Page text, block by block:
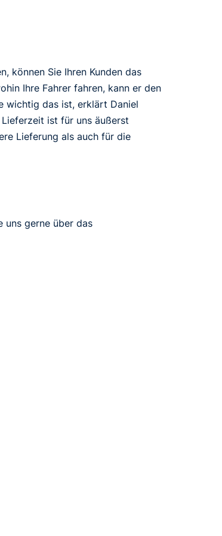
können Sie Ihren Kunden das
Ihre Fahrer fahren, kann er den
wichtig das ist, erklärt Daniel
ist für uns äußerst
Lieferung als auch für die
uns gerne über das